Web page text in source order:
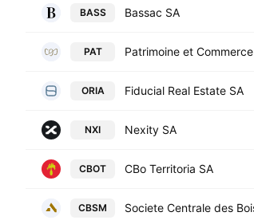
BASS Bassac SA
PAT Patrimoine et Commerce
ORIA Fiducial Real Estate SA
NXI Nexity SA
CBOT CBo Territoria SA
CBSM